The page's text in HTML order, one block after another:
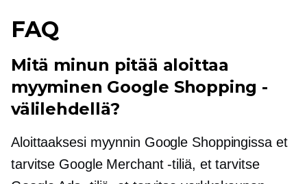
FAQ
Mitä minun pitää aloittaa
myyminen Google Shopping -
välilehdellä?
Aloittaaksesi myynnin Google Shoppingissa et
tarvitse Google Merchant -tiliä, et tarvitse